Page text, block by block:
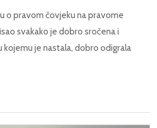
o pravom čovjeku na pravome
svakako je dobro sročena i
kojemu je nastala, dobro odigrala